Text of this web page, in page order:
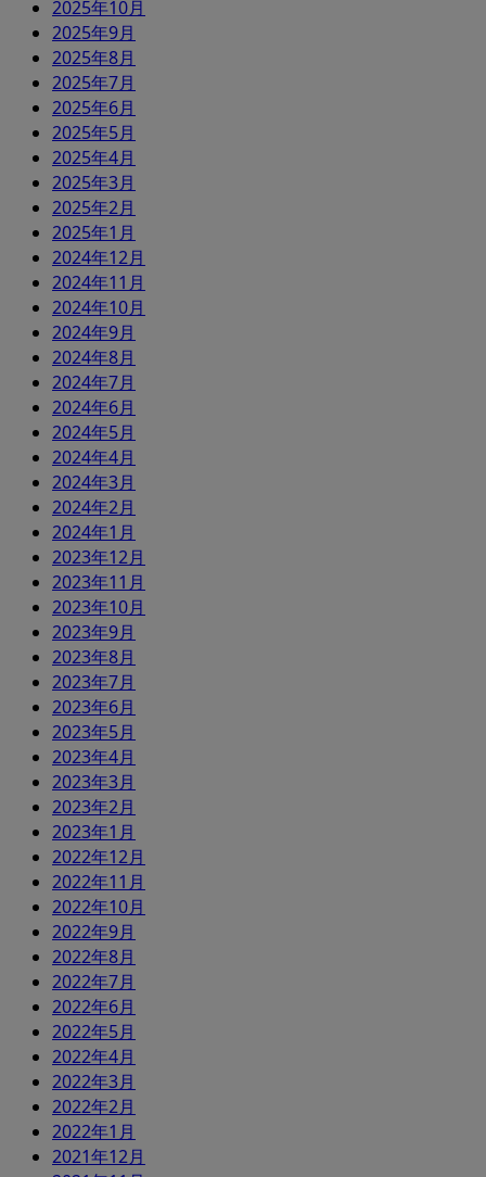
2025年10月
2025年9月
2025年8月
2025年7月
2025年6月
2025年5月
2025年4月
2025年3月
2025年2月
2025年1月
2024年12月
2024年11月
2024年10月
2024年9月
2024年8月
2024年7月
2024年6月
2024年5月
2024年4月
2024年3月
2024年2月
2024年1月
2023年12月
2023年11月
2023年10月
2023年9月
2023年8月
2023年7月
2023年6月
2023年5月
2023年4月
2023年3月
2023年2月
2023年1月
2022年12月
2022年11月
2022年10月
2022年9月
2022年8月
2022年7月
2022年6月
2022年5月
2022年4月
2022年3月
2022年2月
2022年1月
2021年12月